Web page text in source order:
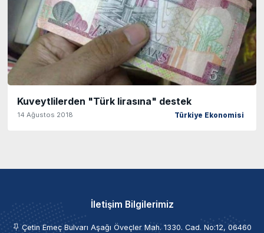
Kuveytlilerden "Türk lirasına" destek
14 Ağustos 2018 Türkiye Ekonomisi
İletişim Bilgilerimiz
Çetin Emeç Bulvarı Aşağı Öveçler Mah. 1330. Cad. No:12, 06460